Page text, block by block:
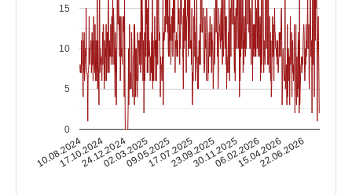
10.08.2024
17.10.202424.12.202402.03.202509.05.202517.07.202523.09.202530.11.202506.02.202615.04.2026
22.06.2026
0
5
10
15